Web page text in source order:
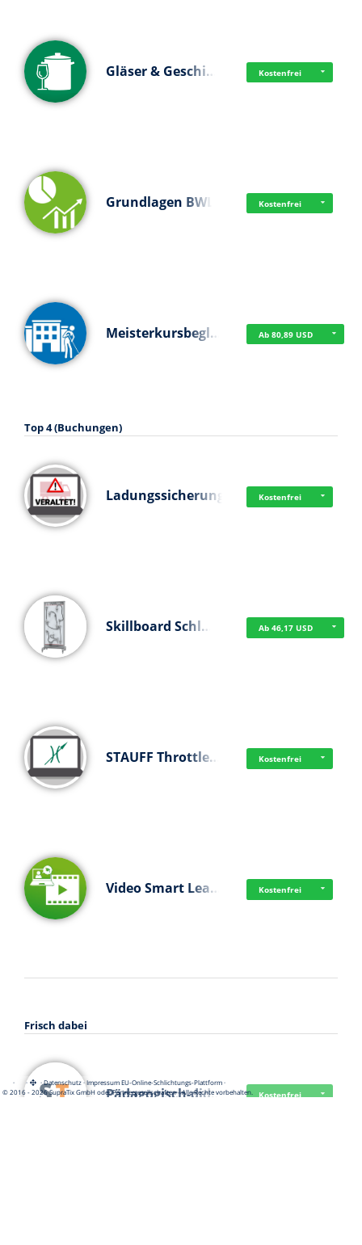
Gläser & Geschi… Kostenfrei
Grundlagen BWL Kostenfrei
Meisterkursbegl… Ab 80,89 USD
Top 4 (Buchungen)
Ladungssicherung Kostenfrei
Skillboard Schl… Ab 46,17 USD
STAUFF Throttle… Kostenfrei
Video Smart Lea… Kostenfrei
Frisch dabei
Pädagogisch-did… Kostenfrei
· · ·Datenschutz·Impressum EU-Online-Schlichtungs-Plattform·
© 2016 - 2026 SupraTix GmbH oder Partnergesellschaften - Alle Rechte vorbehalten.